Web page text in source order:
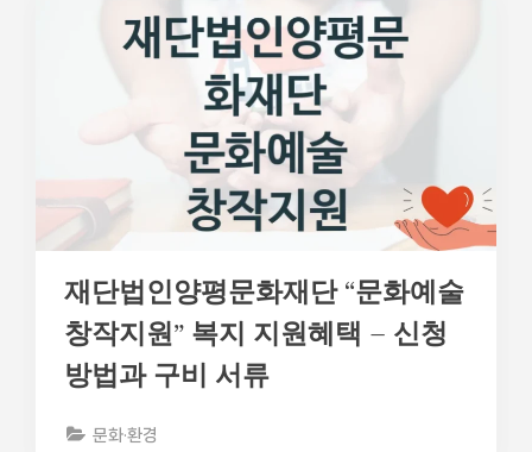
재단법인양평문화재단 “문화예술
창작지원” 복지 지원혜택 – 신청
방법과 구비 서류
문화·환경